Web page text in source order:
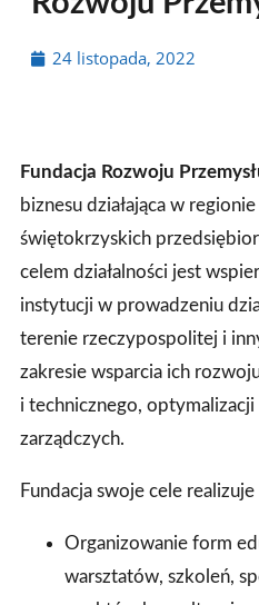
24 listopada, 2022
Fundacja Rozwoju
biznesu działająca w
świętokrzyskich
celem działalności jest
instytucji w prowadzeniu
terenie rzeczypospolitej i
zakresie wsparcia ich
i technicznego,
zarządczych.
Fundacja swoje cele
Organizowanie form
warsztatów, szkoleń,